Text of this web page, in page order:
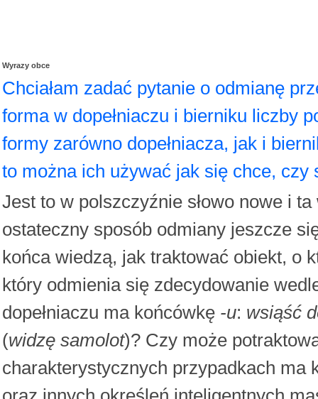
Wyrazy obce
Chciałam zadać pytanie o odmianę
forma w dopełniaczu i bierniku liczby
formy zarówno dopełniacza, jak i
to można ich używać jak się chce, czy
Jest to w polszczyźnie słowo nowe i
ostateczny sposób odmiany jeszcze
końca wiedzą, jak traktować obiekt, o
który odmienia się zdecydowanie
dopełniaczu ma końcówkę -u: wsiąść
(widzę samolot)? Czy może
charakterystycznych przypadkach ma